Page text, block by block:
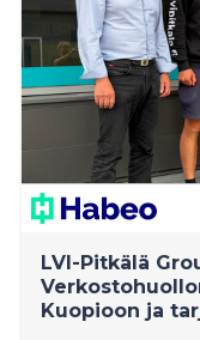
LVI-Pitkälä
Kuopioon ja